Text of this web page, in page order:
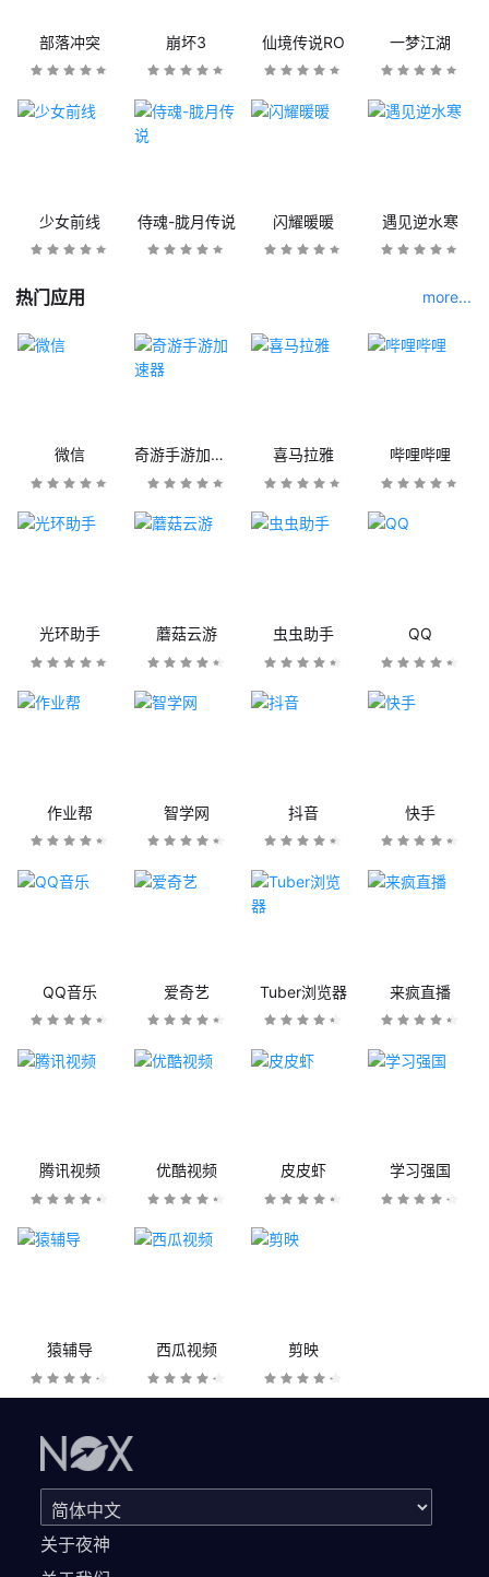
部落冲突 崩坏3 仙境传说RO 一梦江湖
少女前线 侍魂-胧月传说 闪耀暖暖 遇见逆水寒
热门应用 more...
微信 奇游手游加速器 喜马拉雅 哔哩哔哩
光环助手 蘑菇云游 虫虫助手 QQ
作业帮 智学网 抖音 快手
QQ音乐 爱奇艺 Tuber浏览器 来疯直播
腾讯视频 优酷视频 皮皮虾 学习强国
猿辅导 西瓜视频 剪映
关于夜神